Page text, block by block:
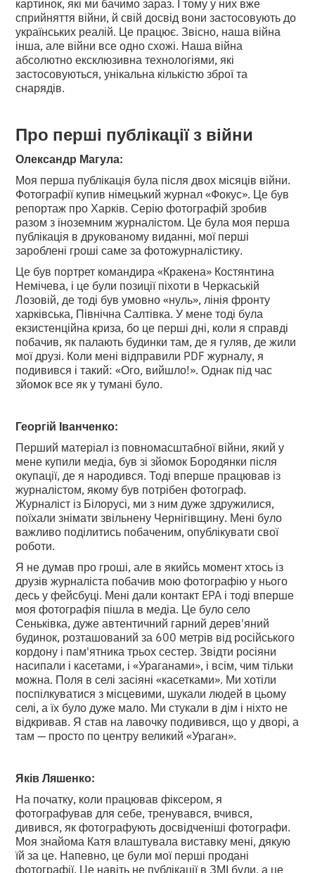
картинок, які ми бачимо зараз. І тому у них вже
сприйняття війни, й свій досвід вони застосовують до
українських реалій. Це працює. Звісно, наша війна
інша, але війни все одно схожі. Наша війна
абсолютно ексклюзивна технологіями, які
застосовуються, унікальна кількістю зброї та
снарядів.
Про перші публікації з війни
Олександр Магула:
Моя перша публікація була після двох місяців війни.
Фотографії купив німецький журнал «Фокус». Це був
репортаж про Харків. Серію фотографій зробив
разом з іноземним журналістом. Це була моя перша
публікація в друкованому виданні, мої перші
зароблені гроші саме за фотожурналістику.
Це був портрет командира «Кракена» Костянтина
Немічева, і це були позиції піхоти в Черкаській
Лозовій, де тоді був умовно «нуль», лінія фронту
харківська, Північна Салтівка. У мене тоді була
екзистенційна криза, бо це перші дні, коли я справді
побачив, як палають будинки там, де я гуляв, де жили
мої друзі. Коли мені відправили PDF журналу, я
подивився і такий: «Ого, вийшло!». Однак під час
зйомок все як у тумані було.
Георгій Іванченко:
Перший матеріал із повномасштабної війни, який у
мене купили медіа, був зі зйомок Бородянки після
окупації, де я народився. Тоді вперше працював із
журналістом, якому був потрібен фотограф.
Журналіст із Білорусі, ми з ним дуже здружилися,
поїхали знімати звільнену Чернігівщину. Мені було
важливо поділитись побаченим, опублікувати свої
роботи.
Я не думав про гроші, але в якийсь момент хтось із
друзів журналіста побачив мою фотографію у нього
десь у фейсбуці. Мені дали контакт EPA і тоді вперше
моя фотографія пішла в медіа. Це було село
Сеньківка, дуже автентичний гарний дерев'яний
будинок, розташований за 600 метрів від російського
кордону і пам'ятника трьох сестер. Звідти росіяни
насипали і касетами, і «Ураганами», і всім, чим тільки
можна. Поля в селі засіяні «касетками». Ми хотіли
поспілкуватися з місцевими, шукали людей в цьому
селі, а їх було дуже мало. Ми стукали в дім і ніхто не
відкривав. Я став на лавочку подивився, що у дворі, а
там — просто по центру великий «Ураган».
Яків Ляшенко:
На початку, коли працював фіксером, я
фотографував для себе, тренувався, вчився,
дивився, як фотографують досвідченіші фотографи.
Моя знайома Катя влаштувала виставку мені, дякую
їй за це. Напевно, це були мої перші продані
фотографії. Це навіть не публікації в ЗМІ були, а це